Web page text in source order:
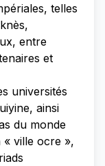
telles
entre
et
universités
ainsi
du monde
ville ocre »,